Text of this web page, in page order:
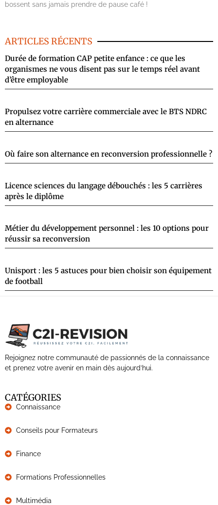
bossent sans jamais prendre de pause café !
ARTICLES RÉCENTS
Durée de formation CAP petite enfance : ce que les
organismes ne vous disent pas sur le temps réel avant
d’être employable
Propulsez votre carrière commerciale avec le BTS NDRC
en alternance
Où faire son alternance en reconversion professionnelle ?
Licence sciences du langage débouchés : les 5 carrières
après le diplôme
Métier du développement personnel : les 10 options pour
réussir sa reconversion
Unisport : les 5 astuces pour bien choisir son équipement
de football
Rejoignez notre communauté de passionnés de la connaissance
et prenez votre avenir en main dès aujourd’hui.
CATÉGORIES
Connaissance
Conseils pour Formateurs
Finance
Formations Professionnelles
Multimédia